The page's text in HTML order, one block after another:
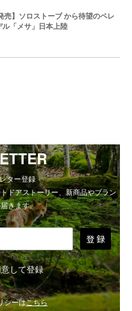
売】ソロストーブ から待望のペレ
ル「メサ」日本上陸
ター登録
ドアストーリー、新商品やブラン
きます。
登 録
して登録
シーはこちら